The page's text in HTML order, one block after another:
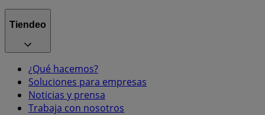
Tiendeo
¿Qué hacemos?
Soluciones para empresas
Noticias y prensa
Trabaja con nosotros